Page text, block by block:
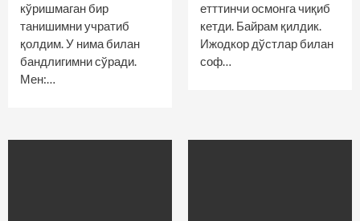
кўришмаган бир
танишимни учратиб
қолдим. У нима билан
бандлигимни сўради.
Мен:…
етттинчи осмонга чиқиб
кетди. Байрам қилдик.
Ижодкор дўстлар билан
соф…